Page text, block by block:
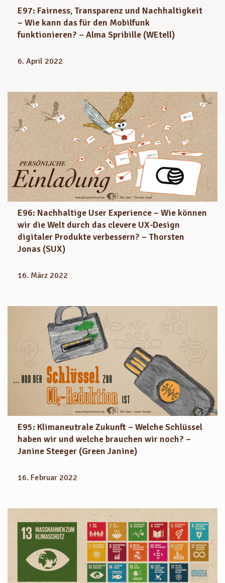
E97: Fairness, Transparenz und Nachhaltigkeit
– Wie kann das für den Mobilfunk
funktionieren? – Alma Spribille (WEtell)
6. April 2022
E96: Nachhaltige User Experience – Wie können
wir die Welt durch das clevere UX-Design
digitaler Produkte verbessern? – Thorsten
Jonas (SUX)
16. März 2022
E95: Klimaneutrale Zukunft – Welche Schlüssel
haben wir und welche brauchen wir noch? –
Janine Steeger (Green Janine)
16. Februar 2022